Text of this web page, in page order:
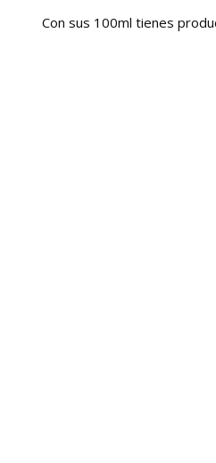
Con sus 100ml tienes